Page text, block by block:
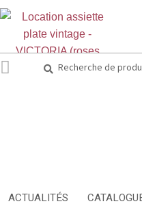
pour :
ACTUALITÉS